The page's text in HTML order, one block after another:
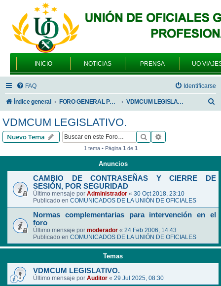
INICIO NOTICIAS PRENSA UO
FAQ Identificarse
Índice general FORO GENERAL PARA TODOS LOS USUARIOS VDMCUM LEGISLATIVO.
VDMCUM LEGISLATIVO.
Nuevo Tema Buscar
1 tema • Página 1 de 1
Anuncios
CAMBIO DE CONTRASEÑAS Y CIERRE DE
SESIÓN, POR SEGURIDAD
Último mensaje por Administrador « 30 Oct 2018, 23:10
Publicado en COMUNICADOS DE LA UNIÓN DE OFICIALES
Normas complementarias para intervención en el
foro
Último mensaje por moderador « 24 Feb 2006, 14:43
Publicado en COMUNICADOS DE LA UNIÓN DE OFICIALES
Temas
VDMCUM LEGISLATIVO.
Último mensaje por Auditor « 29 Jul 2025, 08:30